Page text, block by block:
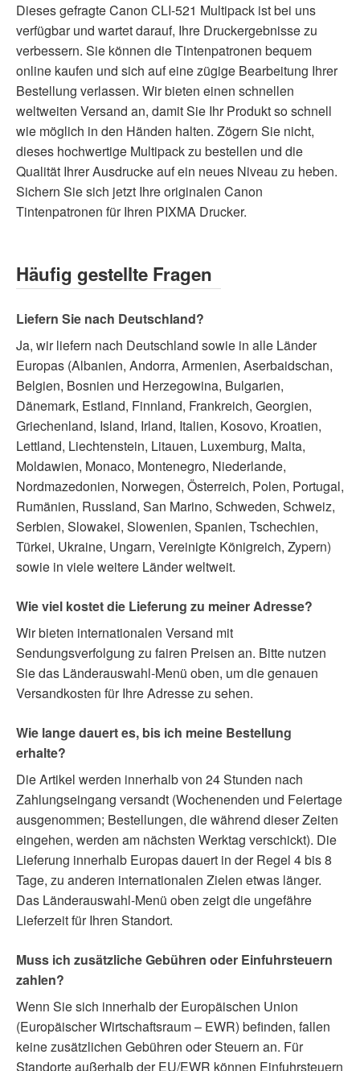
Dieses gefragte Canon CLI-521 Multipack ist bei uns
verfügbar und wartet darauf, Ihre Druckergebnisse zu
verbessern. Sie können die Tintenpatronen bequem
online kaufen und sich auf eine zügige Bearbeitung Ihrer
Bestellung verlassen. Wir bieten einen schnellen
weltweiten Versand an, damit Sie Ihr Produkt so schnell
wie möglich in den Händen halten. Zögern Sie nicht,
dieses hochwertige Multipack zu bestellen und die
Qualität Ihrer Ausdrucke auf ein neues Niveau zu heben.
Sichern Sie sich jetzt Ihre originalen Canon
Tintenpatronen für Ihren PIXMA Drucker.
Häufig gestellte Fragen
Liefern Sie nach Deutschland?
Ja, wir liefern nach Deutschland sowie in alle Länder
Europas (Albanien, Andorra, Armenien, Aserbaidschan,
Belgien, Bosnien und Herzegowina, Bulgarien,
Dänemark, Estland, Finnland, Frankreich, Georgien,
Griechenland, Island, Irland, Italien, Kosovo, Kroatien,
Lettland, Liechtenstein, Litauen, Luxemburg, Malta,
Moldawien, Monaco, Montenegro, Niederlande,
Nordmazedonien, Norwegen, Österreich, Polen, Portugal,
Rumänien, Russland, San Marino, Schweden, Schweiz,
Serbien, Slowakei, Slowenien, Spanien, Tschechien,
Türkei, Ukraine, Ungarn, Vereinigte Königreich, Zypern)
sowie in viele weitere Länder weltweit.
Wie viel kostet die Lieferung zu meiner Adresse?
Wir bieten internationalen Versand mit
Sendungsverfolgung zu fairen Preisen an. Bitte nutzen
Sie das Länderauswahl-Menü oben, um die genauen
Versandkosten für Ihre Adresse zu sehen.
Wie lange dauert es, bis ich meine Bestellung
erhalte?
Die Artikel werden innerhalb von 24 Stunden nach
Zahlungseingang versandt (Wochenenden und Feiertage
ausgenommen; Bestellungen, die während dieser Zeiten
eingehen, werden am nächsten Werktag verschickt). Die
Lieferung innerhalb Europas dauert in der Regel 4 bis 8
Tage, zu anderen internationalen Zielen etwas länger.
Das Länderauswahl-Menü oben zeigt die ungefähre
Lieferzeit für Ihren Standort.
Muss ich zusätzliche Gebühren oder Einfuhrsteuern
zahlen?
Wenn Sie sich innerhalb der Europäischen Union
(Europäischer Wirtschaftsraum – EWR) befinden, fallen
keine zusätzlichen Gebühren oder Steuern an. Für
Standorte außerhalb der EU/EWR können Einfuhrsteuern